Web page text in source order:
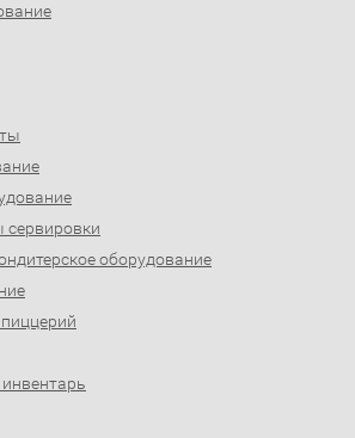
сервировки
оборудование